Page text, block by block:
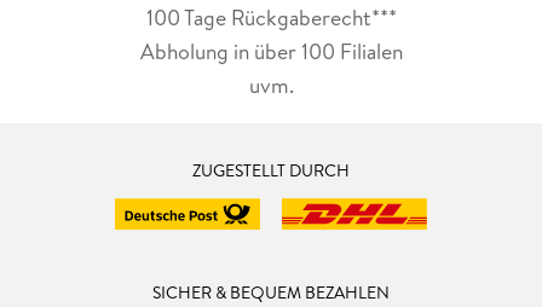
100 Tage Rückgaberecht***
Abholung in über 100 Filialen
uvm.
ZUGESTELLT DURCH
SICHER & BEQUEM BEZAHLEN